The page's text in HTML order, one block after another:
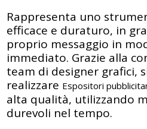
Rappresenta uno
efficace e duraturo, in
proprio messaggio in
immediato. Grazie alla
team di designer grafici,
realizzare Espositori
alta qualità, utilizzando
durevoli nel tempo.